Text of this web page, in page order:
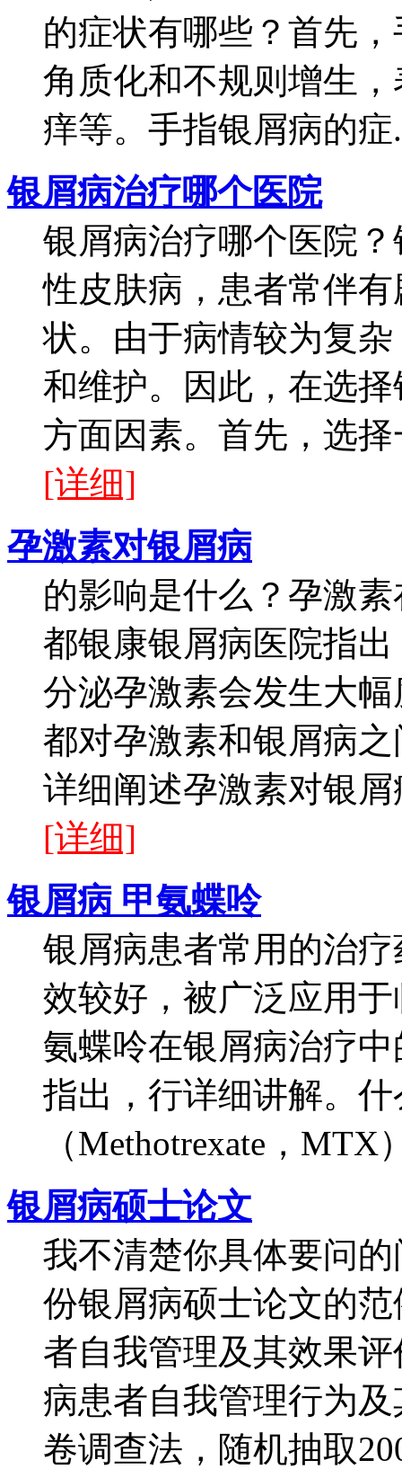
的症状有哪些？首先
角质化和不规则增生
痒等。手指银屑病的症
银屑病治疗哪个医院
银屑病治疗哪个医院
性皮肤病，患者常伴
状。由于病情较为复
和维护。因此，在选
方面因素。首先，选
[详细]
孕激素对银屑病
的影响是什么？孕激
都银康银屑病医院指
分泌孕激素会发生大
都对孕激素和银屑病
详细阐述孕激素对银
[详细]
银屑病 甲氨蝶呤
银屑病患者常用的治
效较好，被广泛应用
氨蝶呤在银屑病治疗
指出，行详细讲解。
（Methotrexate，
银屑病硕士论文
我不清楚你具体要问
份银屑病硕士论文的
者自我管理及其效果
病患者自我管理行为
卷调查法，随机抽取